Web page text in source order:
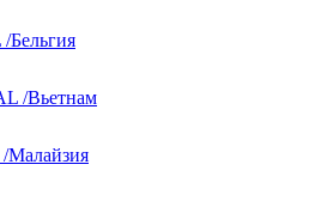
/Вьетнам
Малайзия